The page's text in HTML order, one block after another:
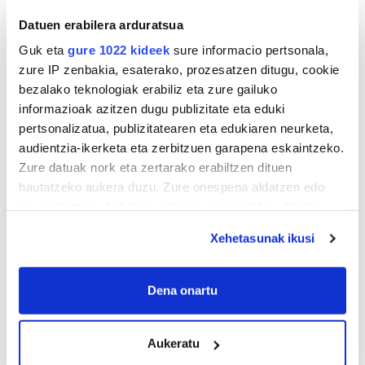
Datuen erabilera arduratsua
Guk eta gure 1022 kideek sure informacio pertsonala,
zure IP zenbakia, esaterako, prozesatzen ditugu, cookie
bezalako teknologiak erabiliz eta zure gailuko
informazioak azitzen dugu publizitate eta eduki
pertsonalizatua, publizitatearen eta edukiaren neurketa,
audientzia-ikerketa eta zerbitzuen garapena eskaintzeko.
Zure datuak nork eta zertarako erabiltzen dituen
hautatzeko aukera duzu. Zure onespena aldatzen edo
If you allow, we would also like to:
Collect information about your geographical
Identify your device by actively scanning it for
Xehetasunak ikusi
Dena onartu
Aukeratu